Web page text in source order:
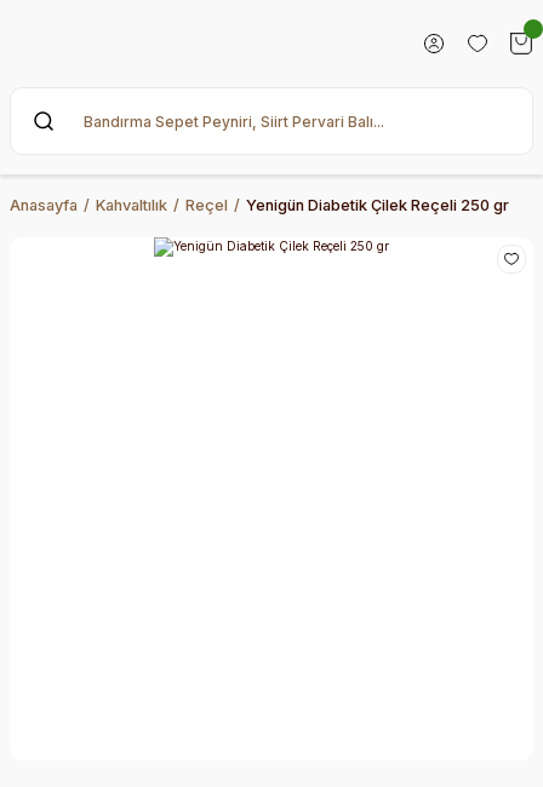
Anasayfa Kahvaltılık Reçel Yenigün Diabetik Çilek Reçeli 250 gr